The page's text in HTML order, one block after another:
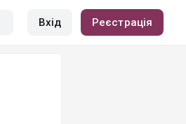
Вхід Реєстрація